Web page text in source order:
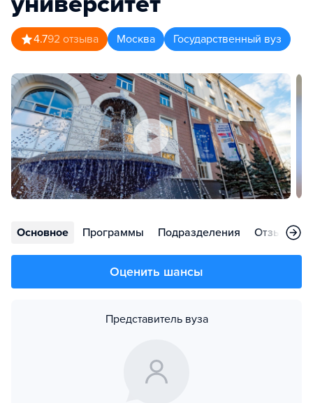
4.792 отзыва Москва Государственный вуз
Основное Программы Подразделения Отзывы
Оценить шансы
Представитель вуза